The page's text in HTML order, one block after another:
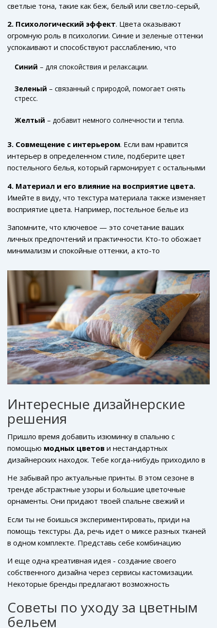
светлые тона, такие как беж, белый или светло-серый,
просторная, эксперименты с более насыщенными
цветами принесут лишь пользу.
2. Психологический эффект. Цвета оказывают
огромную роль в психологии. Синие и зеленые оттенки
успокаивают и способствуют расслаблению, что
энергии, выберите что-то более яркое, как красный или
Синий – для спокойствия и релаксации.
Зеленый – связанный с природой, помогает снять
стресс.
Желтый – добавит немного солнечности и тепла.
3. Совмещение с интерьером. Если вам нравится
интерьер в определенном стиле, подберите цвет
постельного белья, который гармонирует с остальными
подойдут нежные пастели или белые тона, а для бохо —
яркие и эклектичные.
4. Материал и его влияние на восприятие цвета.
Имейте в виду, что текстура материала также изменяет
восприятие цвета. Например, постельное белье из
шелк добавляют блеска и изысканности, что может
сделать цвет более насыщенным.
Запомните, что ключевое — это сочетание ваших
личных предпочтений и практичности. Кто-то обожает
минимализм и спокойные оттенки, а кто-то
интереснее. Главное — чтобы спальня оставалась
местом, где хочется проводить время и отдыхать,
неважно, какой цвет станет главным акцентом вашего
интерьера.
Интересные дизайнерские
решения
Пришло время добавить изюминку в спальню с
помощью модных цветов и нестандартных
дизайнерских находок. Тебе когда-нибудь приходило в
постельном белье? Это новый тренд 2025 года,
который великолепно смотрится в спальне. Представь
плавный переход от одного оттенка к другому на твоей
кровати — расслабься и наслаждайся!
Не забывай про актуальные принты. В этом сезоне в
тренде абстрактные узоры и большие цветочные
орнаменты. Они придают твоей спальне свежий и
цветов такие принты становятся настоящим акцентом,
завораживая взгляд и оживляя интерьер.
Если ты не боишься экспериментировать, приди на
помощь текстуры. Да, речь идет о миксе разных тканей
в одном комплекте. Представь себе комбинацию
текстур не только выглядит стильно, но и добавляет
комфорта во время сна.
И еще одна креативная идея - создание своего
собственного дизайна через сервисы кастомизации.
Некоторые бренды предлагают возможность
индивидуальные иллюстрации или фотографии.
Отличный способ сделать спальню по-настоящему
Советы по уходу за цветным
бельем